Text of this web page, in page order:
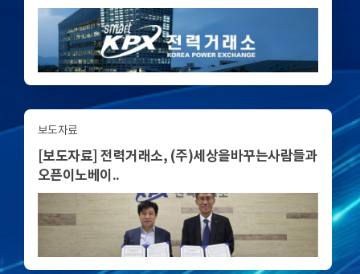
보도자료
[보도자료] 전력거래소, (주)세상을바꾸는사람들과
오픈이노베이..